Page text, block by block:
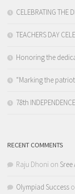
CELEBRATING THE
TEACHERS DAY
Honoring the
“Marking the
78th
RECENT COMMENTS
Raju Dhoni on
Olympiad Success